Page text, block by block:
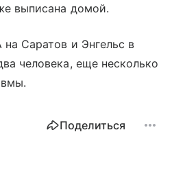
выписана домой.
Саратов и Энгельс в
человека, еще несколько
Поделиться